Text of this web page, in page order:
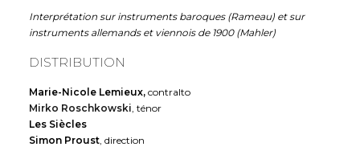
Interprétation sur instruments baroques (Rameau) et sur
instruments allemands et viennois de 1900 (Mahler)
DISTRIBUTION
Marie-Nicole Lemieux, contralto
Mirko Roschkowski , ténor
Les Siècles
Simon Proust , direction